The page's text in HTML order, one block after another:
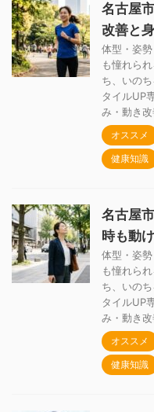
名古屋
改善と
体型・姿
も憧れら
ち、いの
タイルUP
み・動き
オススメ
健康知識
名古屋
時も動
体型・姿
も憧れら
ち、いの
タイルUP
み・動き
オススメ
健康知識